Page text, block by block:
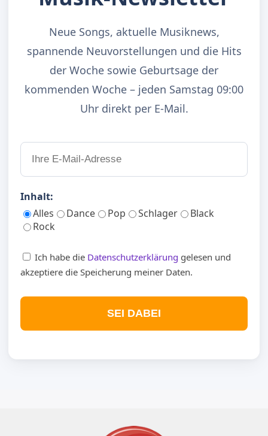
Neue Songs, aktuelle Musiknews,
spannende Neuvorstellungen und die Hits
der Woche sowie Geburtsage der
kommenden Woche – jeden Samstag 09:00
Uhr direkt per E-Mail.
Inhalt:
Alles
Dance Pop Schlager
Black
Rock
Ich habe die Datenschutzerklärung gelesen und
akzeptiere die Speicherung meiner Daten.
SEI DABEI